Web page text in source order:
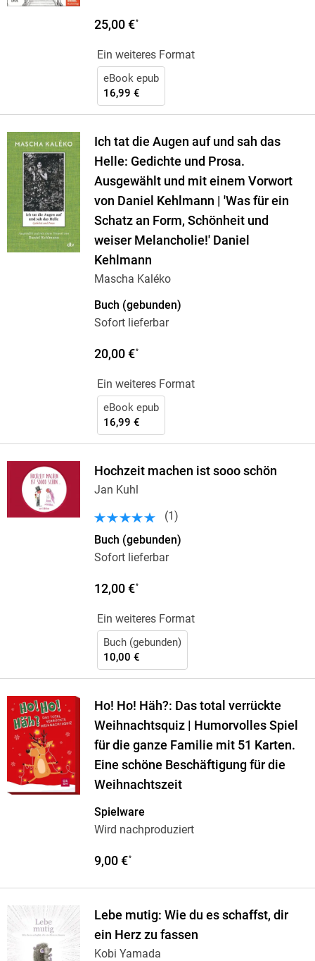
25,00 €*
Ein weiteres Format
eBook epub
16,99 €
Ich tat die Augen auf und sah das
Helle: Gedichte und Prosa.
Ausgewählt und mit einem Vorwort
von Daniel Kehlmann | 'Was für ein
Schatz an Form, Schönheit und
weiser Melancholie!' Daniel
Kehlmann
Mascha Kaléko
Buch (gebunden)
Sofort lieferbar
20,00 €*
Ein weiteres Format
eBook epub
16,99 €
Hochzeit machen ist sooo schön
Jan Kuhl
(1 )
Buch (gebunden)
Sofort lieferbar
12,00 €*
Ein weiteres Format
Buch (gebunden)
10,00 €
Ho! Ho! Häh?: Das total verrückte
Weihnachtsquiz | Humorvolles Spiel
für die ganze Familie mit 51 Karten.
Eine schöne Beschäftigung für die
Weihnachtszeit
Spielware
Wird nachproduziert
9,00 €*
Lebe mutig: Wie du es schaffst, dir
ein Herz zu fassen
Kobi Yamada